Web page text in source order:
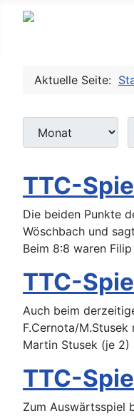
Aktuelle Seite:
Filter
Monat
TTC-
Die beiden Punkte
Wöschbach und
Beim 8:8 waren
TTC-
Auch beim
F.Cernota/
Martin Stusek (je 2)
TTC-
Zum Auswärtsspiel